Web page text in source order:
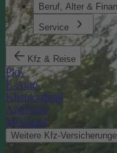
Beruf, Alter &
Service
Kfz & Reise
Pkw
E-Auto
Kleinkraftrad
Anhänger
Motorrad
Weitere Kfz-